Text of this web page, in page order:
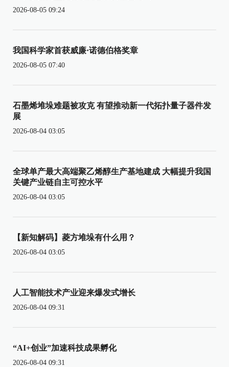
2026-08-05 09:24
我国科学家首获威廉·诺德伯格奖章
2026-08-05 07:40
石墨烯堆垛难题被攻克 有望推动新一代拓扑量子器件发
展
2026-08-04 03:05
全球单产最大高端聚乙烯醇生产基地建成 大幅提升我国
关键产业链自主可控水平
2026-08-04 03:05
【新知解码】菱方堆垛有什么用？
2026-08-04 03:05
人工智能技术产业迎来爆发式增长
2026-08-04 09:31
“AI+创业”加速科技成果孵化
2026-08-04 09:31